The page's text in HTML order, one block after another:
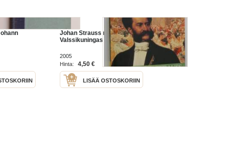
Johan Strauss nuor. -
Valssikuningas
2005
Hinta:
4,50 €
LISÄÄ OSTOSKORIIN